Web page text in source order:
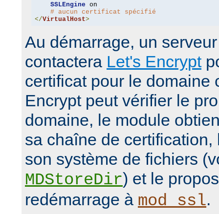
SSLEngine on
# aucun certificat spécifié
</VirtualHost>
Au démarrage, un
contactera Let's Encrypt
certificat pour le domaine
Encrypt peut vérifier le
domaine, le module
sa chaîne de certification,
son système de fichiers
MDStoreDir) et le
redémarrage à mod_ssl.